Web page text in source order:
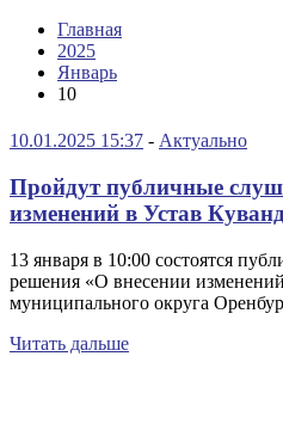
Главная
2025
Январь
10
10.01.2025 15:37 - Актуально
Пройдут публичные
изменений в Устав
13 января в 10:00 состоятся
решения «О внесении
муниципального округа
Читать дальше